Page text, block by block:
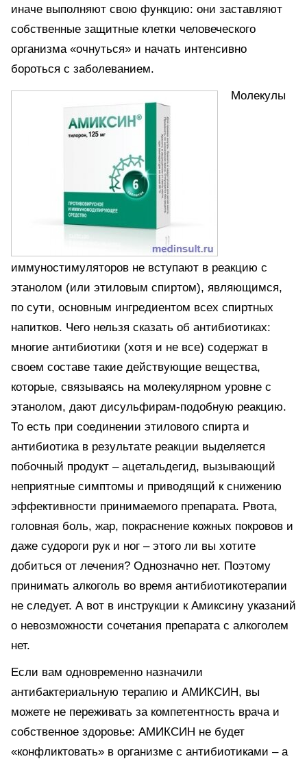
иначе выполняют свою функцию: они заставляют
собственные защитные клетки человеческого
организма «очнуться» и начать интенсивно
бороться с заболеванием.
Молекулы
иммуностимуляторов не вступают в реакцию с
этанолом (или этиловым спиртом), являющимся,
по сути, основным ингредиентом всех спиртных
напитков. Чего нельзя сказать об антибиотиках:
многие антибиотики (хотя и не все) содержат в
своем составе такие действующие вещества,
которые, связываясь на молекулярном уровне с
этанолом, дают дисульфирам-подобную реакцию.
То есть при соединении этилового спирта и
антибиотика в результате реакции выделяется
побочный продукт – ацетальдегид, вызывающий
неприятные симптомы и приводящий к снижению
эффективности принимаемого препарата. Рвота,
головная боль, жар, покраснение кожных покровов и
даже судороги рук и ног – этого ли вы хотите
добиться от лечения? Однозначно нет. Поэтому
принимать алкоголь во время антибиотикотерапии
не следует. А вот в инструкции к Амиксину указаний
о невозможности сочетания препарата с алкоголем
нет.
Если вам одновременно назначили
антибактериальную терапию и АМИКСИН, вы
можете не переживать за компетентность врача и
собственное здоровье: АМИКСИН не будет
«конфликтовать» в организме с антибиотиками – а